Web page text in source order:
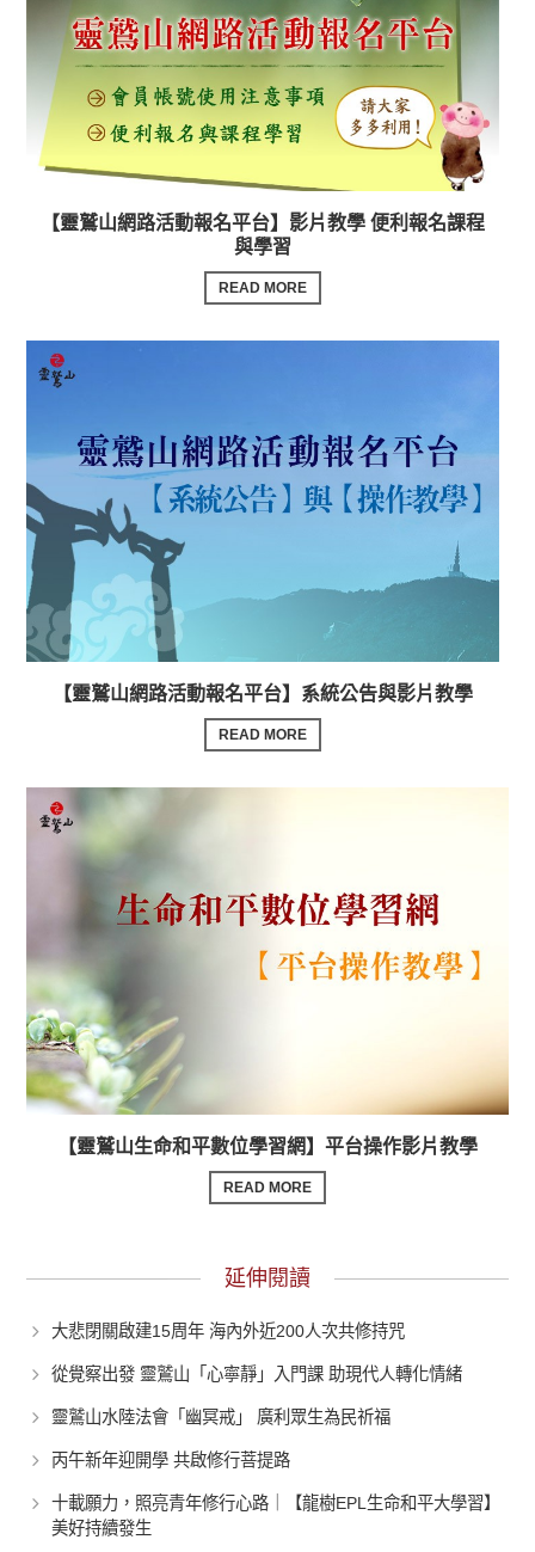
【靈鷲山網路活動報名平台】影片教學 便利報名課程
與學習
READ MORE
【靈鷲山網路活動報名平台】系統公告與影片教學
READ MORE
【靈鷲山生命和平數位學習網】平台操作影片教學
READ MORE
延伸閱讀
大悲閉關啟建15周年 海內外近200人次共修持咒
從覺察出發 靈鷲山「心寧靜」入門課 助現代人轉化情緒
靈鷲山水陸法會「幽冥戒」 廣利眾生為民祈福
丙午新年迎開學 共啟修行菩提路
十載願力，照亮青年修行心路｜【龍樹EPL生命和平大學習】
美好持續發生